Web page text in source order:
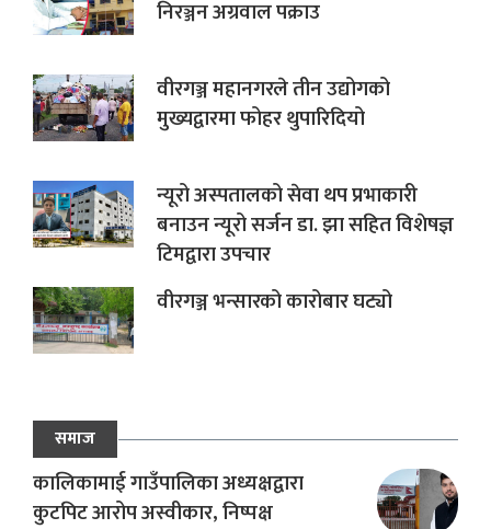
निरञ्जन अग्रवाल पक्राउ
वीरगञ्ज महानगरले तीन उद्योगको
मुख्यद्वारमा फोहर थुपारिदियो
न्यूरो अस्पतालको सेवा थप प्रभाकारी
बनाउन न्यूरो सर्जन डा. झा सहित विशेषज्ञ
टिमद्वारा उपचार
वीरगञ्ज भन्सारको कारोबार घट्यो
समाज
कालिकामाई गाउँपालिका अध्यक्षद्वारा
कुटपिट आरोप अस्वीकार, निष्पक्ष